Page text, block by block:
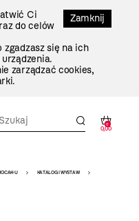
Zamknij
Ci
do celów
się na ich
zarządzać cookies,
0
0,00
U KATALOGI WYSTAW